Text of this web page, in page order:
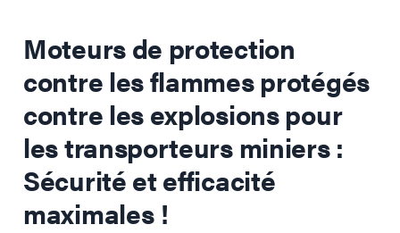
Moteurs de protection
contre les flammes protégés
contre les explosions pour
les transporteurs miniers:
Sécurité et efficacité
maximales !